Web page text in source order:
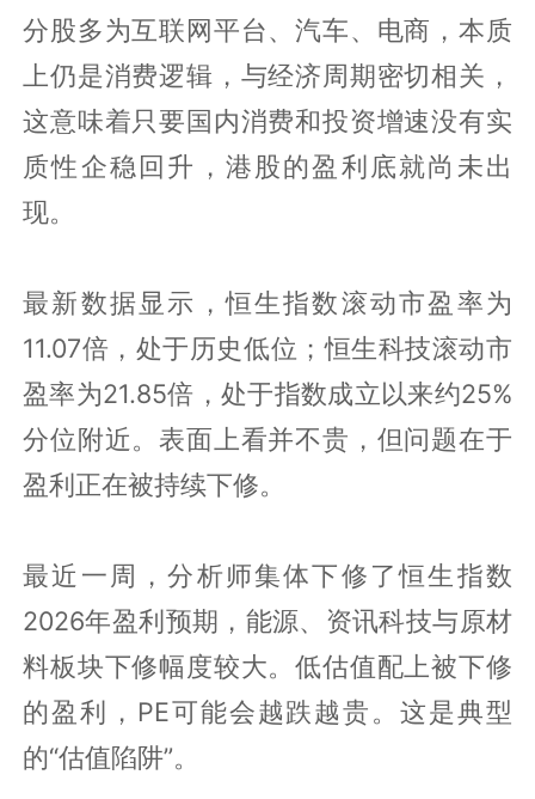
分股多为互联网平台、汽车、电商，本质
上仍是消费逻辑，与经济周期密切相关，
这意味着只要国内消费和投资增速没有实
质性企稳回升，港股的盈利底就尚未出
现。
最新数据显示，恒生指数滚动市盈率为
11.07倍，处于历史低位；恒生科技滚动市
盈率为21.85倍，处于指数成立以来约25%
分位附近。表面上看并不贵，但问题在于
盈利正在被持续下修。
最近一周，分析师集体下修了恒生指数
2026年盈利预期，能源、资讯科技与原材
料板块下修幅度较大。低估值配上被下修
的盈利，PE可能会越跌越贵。这是典型
的“估值陷阱”。